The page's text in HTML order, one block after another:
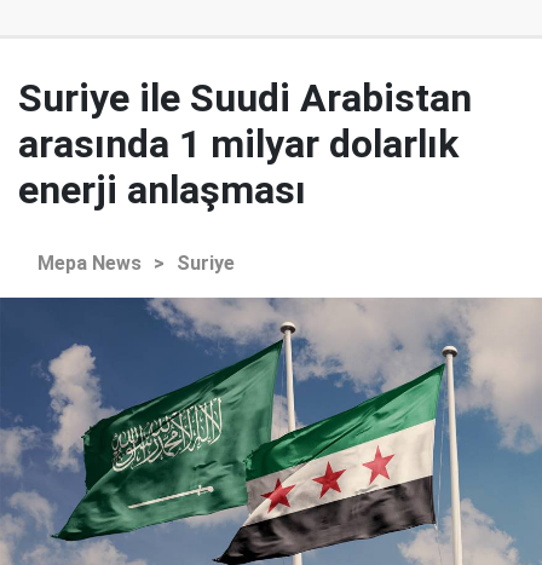
Suriye ile Suudi Arabistan
arasında 1 milyar dolarlık
enerji anlaşması
Mepa News > Suriye